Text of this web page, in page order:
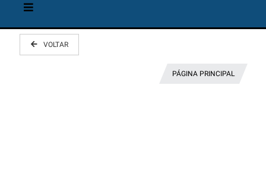
VOLTAR
PÁGINA PRINCIPAL